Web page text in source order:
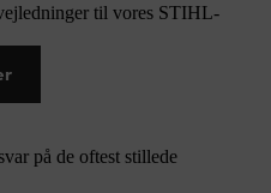
til vores STIHL-
på de oftest stillede